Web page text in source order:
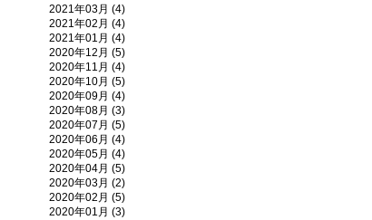
2021年03月 (4)
2021年02月 (4)
2021年01月 (4)
2020年12月 (5)
2020年11月 (4)
2020年10月 (5)
2020年09月 (4)
2020年08月 (3)
2020年07月 (5)
2020年06月 (4)
2020年05月 (4)
2020年04月 (5)
2020年03月 (2)
2020年02月 (5)
2020年01月 (3)